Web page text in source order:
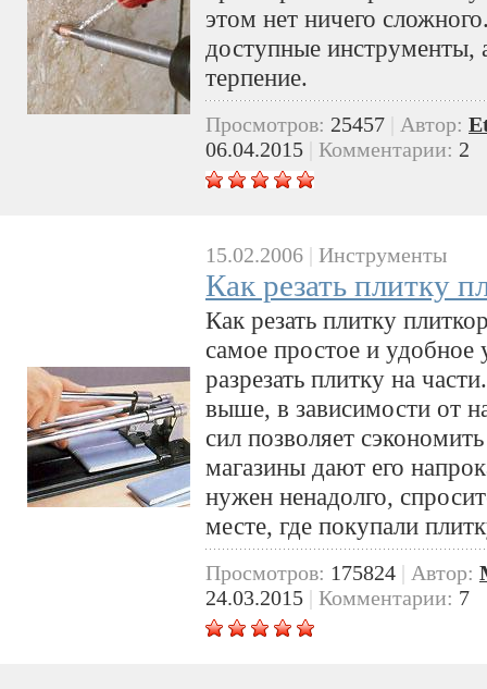
этом нет ничего
доступные инструменты,
терпение.
Просмотров: 25457 Автор:
06.04.2015
Комментарии: 2
15.02.2006 | Инструменты
Как резать плитку
Как резать плитку
самое простое и
разрезать плитку на
выше, в зависимости от
сил позволяет
магазины дают его
нужен ненадолго,
месте, где покупали
Просмотров: 175824 | Автор:
24.03.2015 | Комментарии: 7